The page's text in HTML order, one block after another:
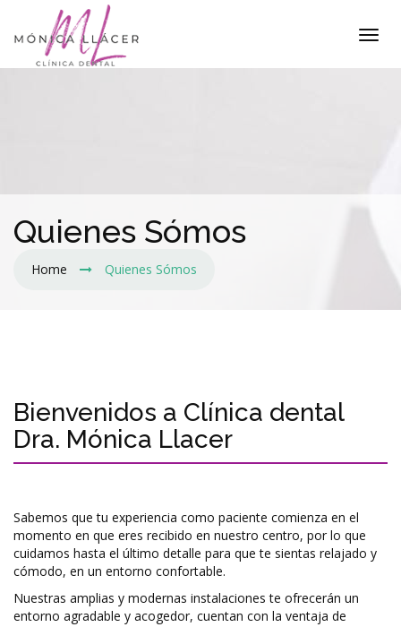
Quienes Sómos
Home Quienes Sómos
Bienvenidos a Clínica dental
Dra. Mónica Llacer
Sabemos que tu experiencia como paciente comienza en el
momento en que eres recibido en nuestro centro, por lo que
cuidamos hasta el último detalle para que te sientas relajado y
cómodo, en un entorno confortable.
Nuestras amplias y modernas instalaciones te ofrecerán un
entorno agradable y acogedor, cuentan con la ventaja de